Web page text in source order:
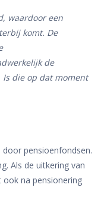
waardoor een
komt. De
de
die op dat moment
pensioenfondsen.
Als de uitkering van
ook na pensionering